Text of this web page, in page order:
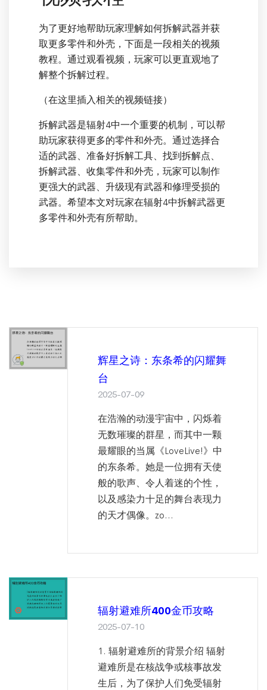
为了更好地帮助玩家理解如何拆解武器并获
取更多零件和外壳，下面是一段相关的视频
教程。通过观看视频，玩家可以更直观地了
解整个拆解过程。
（在这里插入相关的视频链接）
拆解武器是辐射4中一个重要的机制，可以帮
助玩家获得更多的零件和外壳。通过选择合
适的武器、准备好拆解工具、找到拆解点、
拆解武器、收集零件和外壳，玩家可以制作
更强大的武器、升级现有武器和修理受损的
武器。希望本文对玩家在辐射4中拆解武器更
多零件和外壳有所帮助。
辉星之诗：东条希的闪耀舞
台
2025-07-09
在浩瀚的动漫宇宙中，闪烁着
无数璀璨的群星，而其中一颗
最耀眼的当属《LoveLive!》中
的东条希。她是一位拥有天使
般的歌声、令人着迷的个性，
以及感染力十足的舞台表现力
的天才偶像。zo...
辐射避难所400金币攻略
2025-07-10
1. 辐射避难所的背景介绍 辐射
避难所是在核战争或核事故发
生后，为了保护人们免受辐射